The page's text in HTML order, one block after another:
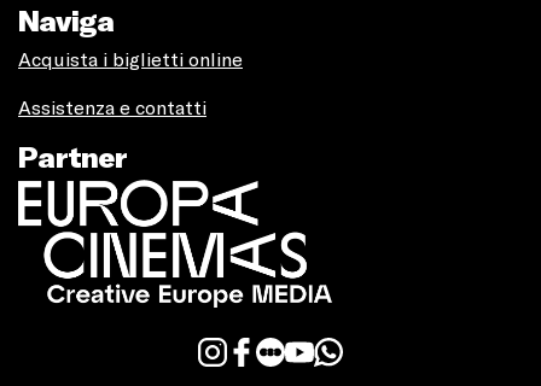
Naviga
Acquista i biglietti online
Assistenza e contatti
Partner